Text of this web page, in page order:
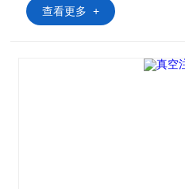
查看更多 +